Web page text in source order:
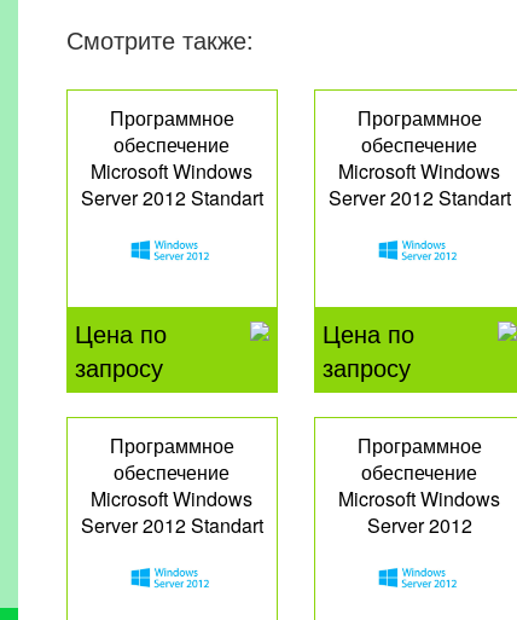
Смотрите также:
Программное
обеспечение
Microsoft Windows
Server 2012 Standart
Цена по
запросу
Программное
обеспечение
Microsoft Windows
Server 2012 Standart
Цена по
запросу
Программное
обеспечение
Microsoft Windows
Server 2012 Standart
Программное
обеспечение
Microsoft Windows
Server 2012
P71-06769